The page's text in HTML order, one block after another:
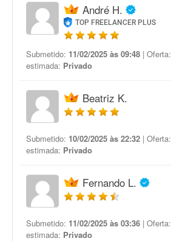
André H.
TOP FREELANCER PLUS
Submetido: 11/02/2025 às 09:48 | Oferta:
estimada: Privado
Beatriz K.
Submetido: 10/02/2025 às 22:32 | Oferta:
estimada: Privado
Fernando L.
Submetido: 11/02/2025 às 03:36 | Oferta:
estimada: Privado